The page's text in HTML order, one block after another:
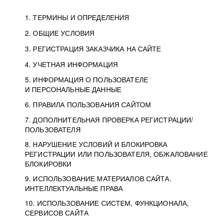
1. ТЕРМИНЫ И ОПРЕДЕЛЕНИЯ
2. ОБЩИЕ УСЛОВИЯ
3. РЕГИСТРАЦИЯ ЗАКАЗЧИКА НА САЙТЕ
4. УЧЕТНАЯ ИНФОРМАЦИЯ
5. ИНФОРМАЦИЯ О ПОЛЬЗОВАТЕЛЕ
И ПЕРСОНАЛЬНЫЕ ДАННЫЕ
6. ПРАВИЛА ПОЛЬЗОВАНИЯ САЙТОМ
7. ДОПОЛНИТЕЛЬНАЯ ПРОВЕРКА РЕГИСТРАЦИИ/
ПОЛЬЗОВАТЕЛЯ
8. НАРУШЕНИЕ УСЛОВИЙ И БЛОКИРОВКА
РЕГИСТРАЦИИ ИЛИ ПОЛЬЗОВАТЕЛЯ, ОБЖАЛОВАНИЕ
БЛОКИРОВКИ
9. ИСПОЛЬЗОВАНИЕ МАТЕРИАЛОВ САЙТА.
ИНТЕЛЛЕКТУАЛЬНЫЕ ПРАВА
10. ИСПОЛЬЗОВАНИЕ СИСТЕМ, ФУНКЦИОНАЛА,
СЕРВИСОВ САЙТА